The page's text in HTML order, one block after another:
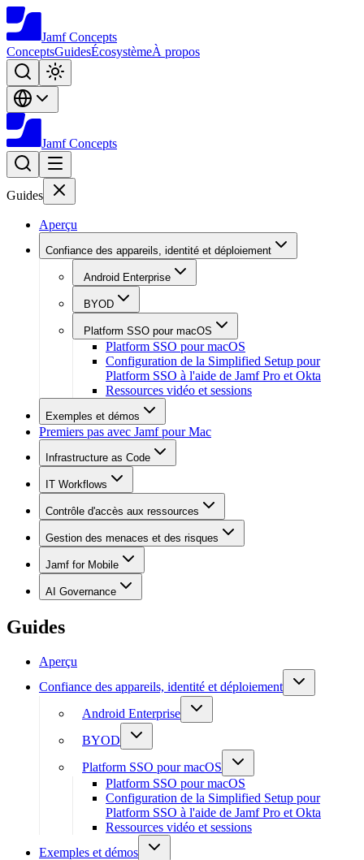
Jamf Concepts
ConceptsGuidesÉcosystèmeÀ propos
Jamf Concepts
Guides
Aperçu
Confiance des appareils, identité et déploiement
Android Enterprise
BYOD
Platform SSO pour macOS
Platform SSO pour macOS
Configuration de la Simplified Setup pour
Platform SSO à l'aide de Jamf Pro et Okta
Ressources vidéo et sessions
Exemples et démos
Premiers pas avec Jamf pour Mac
Infrastructure as Code
IT Workflows
Contrôle d'accès aux ressources
Gestion des menaces et des risques
Jamf for Mobile
AI Governance
Guides
Aperçu
Confiance des appareils, identité et déploiement
Android Enterprise
BYOD
Platform SSO pour macOS
Platform SSO pour macOS
Configuration de la Simplified Setup pour
Platform SSO à l'aide de Jamf Pro et Okta
Ressources vidéo et sessions
Exemples et démos